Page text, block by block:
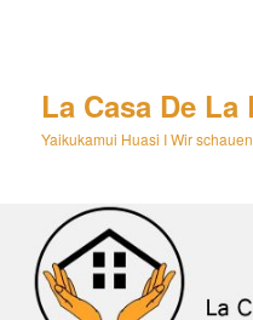
La Casa De
Yaikukamui Huasi I Wir